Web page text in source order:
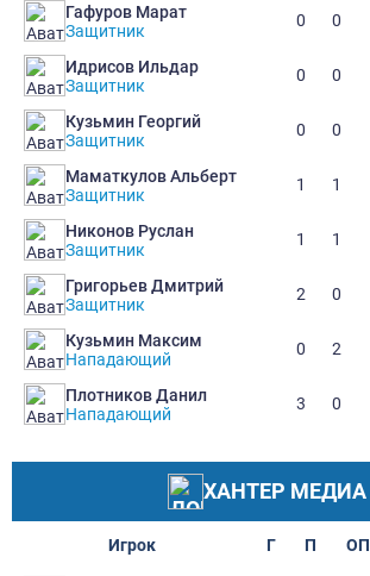
Гафуров Марат
Защитник
0 0
Идрисов Ильдар
Защитник
0 0
Кузьмин Георгий
Защитник
0 0
Маматкулов Альберт
Защитник
1 1
Никонов Руслан
Защитник
1 1
Григорьев Дмитрий
Защитник
2 0
Кузьмин Максим
Нападающий
0 2
Плотников Данил
Нападающий
3 0
ХАНТЕР МЕДИА
Игрок Г П ОП